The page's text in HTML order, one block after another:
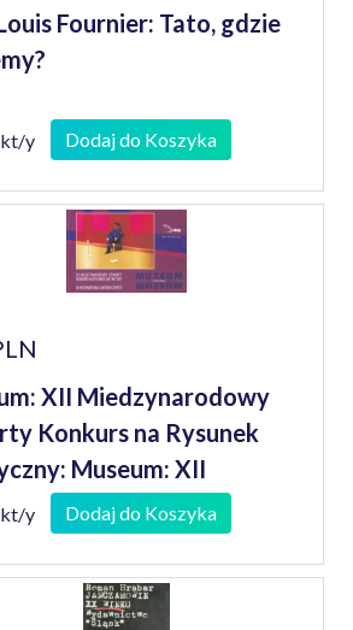
Fournier: Tato, gdzie
y Dodaj do Koszyka
XII Miedzynarodowy
Konkurs na Rysunek
Museum: XII
Cartoon Contest
y Dodaj do Koszyka